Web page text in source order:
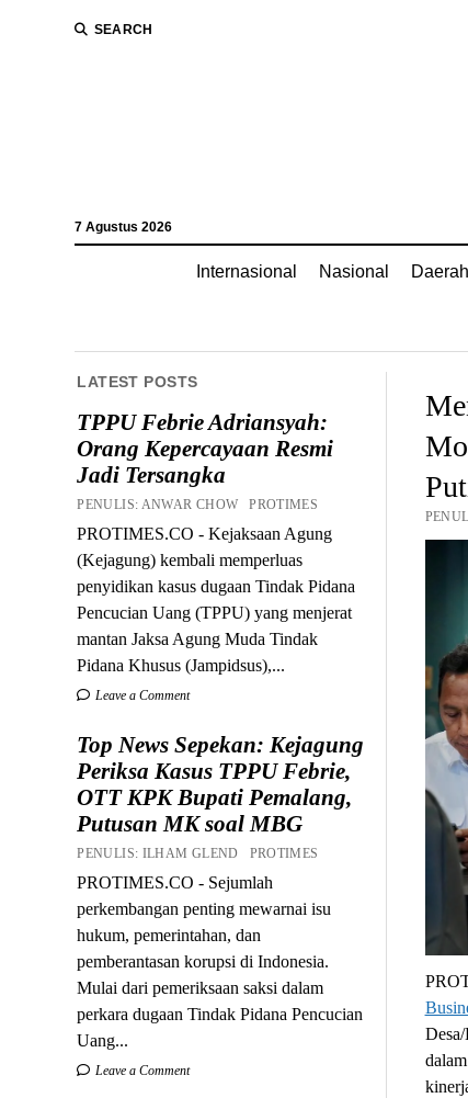
SEARCH
7 Agustus 2026
Internasional Nasional Daerah
LATEST POSTS
TPPU Febrie Adriansyah:
Orang Kepercayaan Resmi
Jadi Tersangka
PENULIS: ANWAR CHOW PROTIMES
PROTIMES.CO - Kejaksaan Agung
(Kejagung) kembali memperluas
penyidikan kasus dugaan Tindak Pidana
Pencucian Uang (TPPU) yang menjerat
mantan Jaksa Agung Muda Tindak
Pidana Khusus (Jampidsus),...
Leave a Comment
Top News Sepekan: Kejagung
Periksa Kasus TPPU Febrie,
OTT KPK Bupati Pemalang,
Putusan MK soal MBG
PENULIS: ILHAM GLEND PROTIMES
PROTIMES.CO - Sejumlah
perkembangan penting mewarnai isu
hukum, pemerintahan, dan
pemberantasan korupsi di Indonesia.
Mulai dari pemeriksaan saksi dalam
perkara dugaan Tindak Pidana Pencucian
Uang...
Leave a Comment